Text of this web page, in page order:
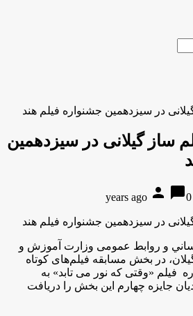
در سیزدهمین جشنواره فیلم هند
ساز گیلانی در سیزدهمین
person chat_bubble0
در سیزدهمین جشنواره فیلم هند
و روابط عمومی وزارت آموزش و
در بخش مسابقه فیلم‌های کوتاه
فیلم «وقتی که نور می تابد» به
جایزه چهارم این بخش را دریافت